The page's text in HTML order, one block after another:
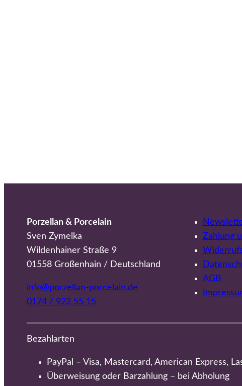
Porzellan & Porcelain
Sven Zymelka
Wildenhainer Straße 9
01558 Großenhain / Deutschland
info@porzellan-porcelain.de
0174 / 922 55 15
Zahlung
AGB
Bezahlarten
PayPal – Visa, Mastercard, American Express,
Überweisung oder Barzahlung – bei Abholung